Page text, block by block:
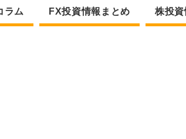
ラム FX投資情報まとめ 株投